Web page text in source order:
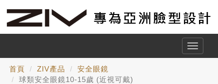
Toggle
首頁 ZIV產品
安全眼鏡
球類安全眼鏡10-15歲 (近視可戴)